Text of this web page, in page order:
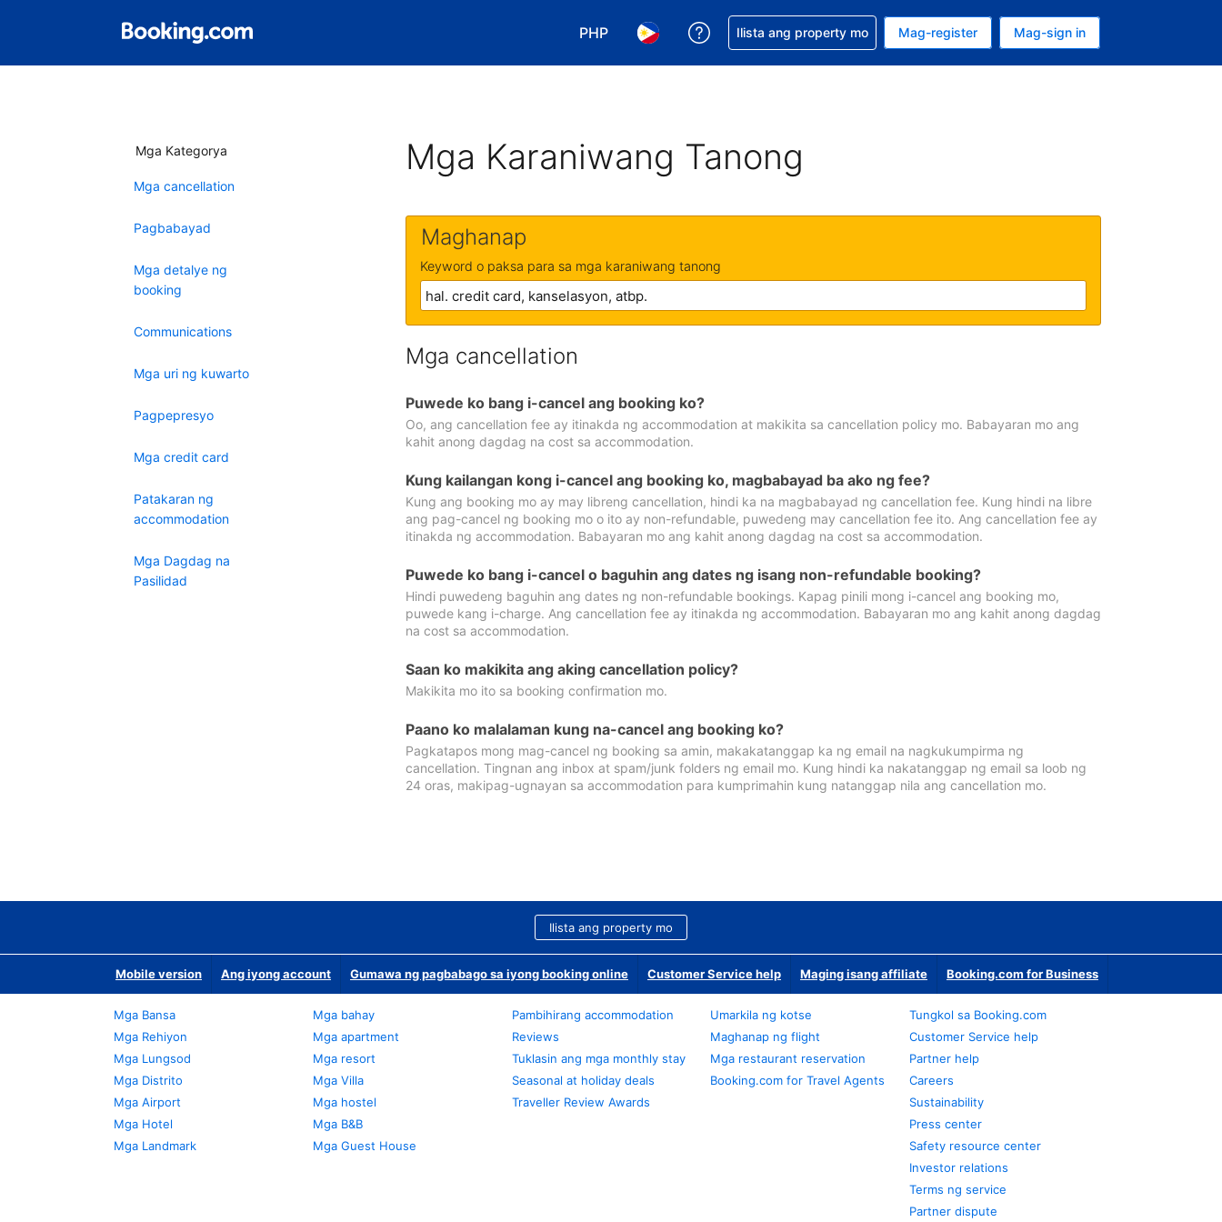
PHP
Pumili ng currency mo. PHP ang currency mo ngayon
Pumili ng wika mo. Filipino ang wika mo ngayon
Makakuha ng tulong sa reservation mo
Ilista ang property mo Mag-register Mag-sign in
Mga Kategorya
Mga cancellation
Pagbabayad
Mga detalye ng
booking
Communications
Mga uri ng kuwarto
Pagpepresyo
Mga credit card
Patakaran ng
accommodation
Mga Dagdag na
Pasilidad
Mga Karaniwang Tanong
Maghanap
Keyword o paksa para sa mga karaniwang tanong
Mga cancellation
Puwede ko bang i-cancel ang booking ko?
Oo, ang cancellation fee ay itinakda ng accommodation at makikita sa cancellation policy mo. Babayaran mo ang
kahit anong dagdag na cost sa accommodation.
Kung kailangan kong i-cancel ang booking ko, magbabayad ba ako ng fee?
Kung ang booking mo ay may libreng cancellation, hindi ka na magbabayad ng cancellation fee. Kung hindi na libre
ang pag-cancel ng booking mo o ito ay non-refundable, puwedeng may cancellation fee ito. Ang cancellation fee ay
itinakda ng accommodation. Babayaran mo ang kahit anong dagdag na cost sa accommodation.
Puwede ko bang i-cancel o baguhin ang dates ng isang non-refundable booking?
Hindi puwedeng baguhin ang dates ng non-refundable bookings. Kapag pinili mong i-cancel ang booking mo,
puwede kang i-charge. Ang cancellation fee ay itinakda ng accommodation. Babayaran mo ang kahit anong dagdag
na cost sa accommodation.
Saan ko makikita ang aking cancellation policy?
Makikita mo ito sa booking confirmation mo.
Paano ko malalaman kung na-cancel ang booking ko?
Pagkatapos mong mag-cancel ng booking sa amin, makakatanggap ka ng email na nagkukumpirma ng
cancellation. Tingnan ang inbox at spam/junk folders ng email mo. Kung hindi ka nakatanggap ng email sa loob ng
24 oras, makipag-ugnayan sa accommodation para kumprimahin kung natanggap nila ang cancellation mo.
Ilista ang property mo
Mobile version Ang iyong account Gumawa ng pagbabago sa iyong booking online Customer Service help Maging isang affiliate Booking.com for Business
Mga Bansa
Mga Rehiyon
Mga Lungsod
Mga Distrito
Mga Airport
Mga Hotel
Mga Landmark
Mga bahay
Mga apartment
Mga resort
Mga Villa
Mga hostel
Mga B&B
Mga Guest House
Pambihirang accommodation
Reviews
Tuklasin ang mga monthly stay
Seasonal at holiday deals
Traveller Review Awards
Umarkila ng kotse
Maghanap ng flight
Mga restaurant reservation
Booking.com for Travel Agents
Tungkol sa Booking.com
Customer Service help
Partner help
Careers
Sustainability
Press center
Safety resource center
Investor relations
Terms ng service
Partner dispute